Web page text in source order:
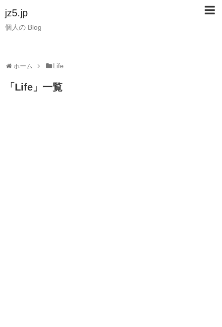
jz5.jp
個人の Blog
ホーム Life
「 Life 」 一覧